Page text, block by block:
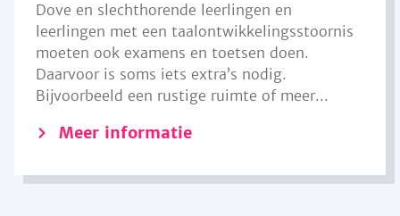
Dove en slechthorende leerlingen en
leerlingen met een taalontwikkelingsstoornis
moeten ook examens en toetsen doen.
Daarvoor is soms iets extra’s nodig.
Bijvoorbeeld een rustige ruimte of meer...
Meer informatie